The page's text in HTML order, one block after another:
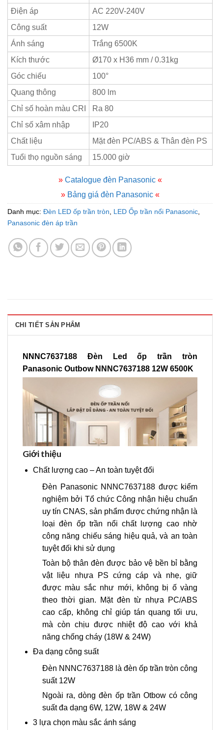
Điện áp
AC 220V-240V
Công suất
12W
Ánh sáng
Trắng 6500K
Kích thước
Ø170 x H36 mm / 0.31kg
Góc chiếu
100°
Quang thông
800 lm
Chỉ số hoàn màu CRI
Ra 80
Chỉ số xâm nhập
IP20
Chất liệu
Mặt đèn PC/ABS & Thân đèn PS
Tuổi thọ nguồn sáng
15.000 giờ
»Catalogue đèn Panasonic«
»Bảng giá đèn Panasonic«
Danh mục: Đèn LED ốp trần tròn LED Ốp trần nổi Panasonic
Panasonic đèn áp trần
CHI TIẾT SẢN PHẨM
NNNC7637188 Đèn Led ốp trần tròn
Panasonic Outbow NNNC7637188 12W 6500K
Giới thiệu
Chất lượng cao – An toàn tuyệt đối
Đèn Panasonic NNNC7637188 được kiểm
nghiệm bởi Tổ chức Công nhận hiệu chuẩn
uy tín CNAS, sản phẩm được chứng nhận là
loại đèn ốp trần nổi chất lượng cao nhờ
công năng chiếu sáng hiệu quả, và an toàn
tuyệt đối khi sử dụng
Toàn bộ thân đèn được bảo vệ bền bỉ bằng
vật liệu nhựa PS cứng cáp và nhẹ, giữ
được màu sắc như mới, không bị ố vàng
theo thời gian. Mặt đèn từ nhựa PC/ABS
cao cấp, không chỉ giúp tán quang tối ưu,
mà còn chịu được nhiệt độ cao với khả
năng chống cháy (18W & 24W)
Đa dạng công suất
Đèn NNNC7637188 là đèn ốp trần tròn công
suất 12W
Ngoài ra, dòng đèn ốp trần Otbow có công
suất đa dạng 6W, 12W, 18W & 24W
3 lựa chọn màu sắc ánh sáng